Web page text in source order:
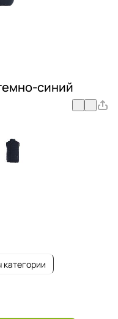
синий
категории